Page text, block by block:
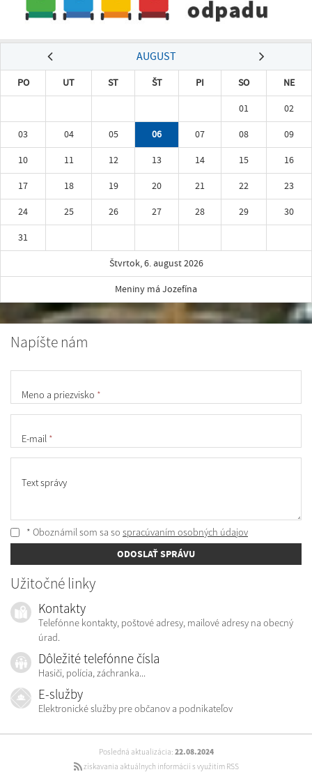
AUGUST
PO UT ST ŠT PI SO
NE
01
02
03
04 05 06 07 08
09
10
11 12 13 14 15
16
17
18 19 20 21 22
23
24
25 26 27 28 29
30
31
Štvrtok, 6. august 2026
Meniny má Jozefína
Napíšte nám
Meno a priezvisko *
E-mail *
Text správy
* Oboznámil som sa so spracúvaním osobných údajov
ODOSLAŤ SPRÁVU
Užitočné linky
Kontakty
Telefónne kontakty, poštové adresy, mailové adresy na obecný
úrad.
Dôležité telefónne čísla
Hasiči, polícia, záchranka...
E-služby
Elektronické služby pre občanov a podnikateľov
Posledná aktualizácia: 22.08.2024
získavania aktuálnych informácií s využitím RSS